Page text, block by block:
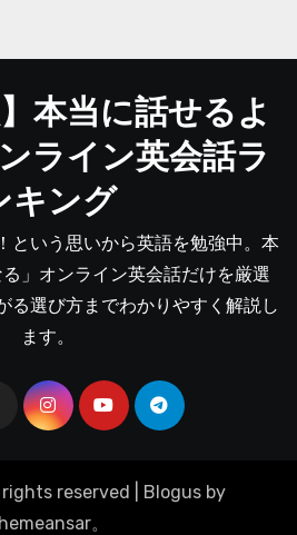
本当に話せるよ
ライン英会話ラ
キング
という思いから英語を勉強中。本
」オンライン英会話だけを厳選
る選び方までわかりやすく解説し
ます。
reserved Blogus by
。